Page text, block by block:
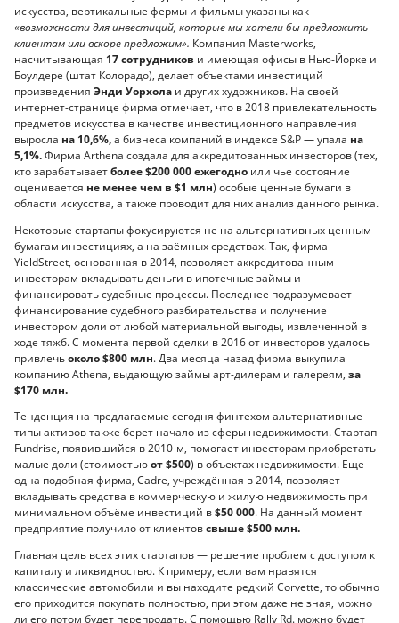
искусства, вертикальные фермы и фильмы указаны как
«возможности для инвестиций, которые мы хотели бы предложить
клиентам или вскоре предложим». Компания Masterworks,
насчитывающая 17 сотрудников и имеющая офисы в Нью-Йорке и
Боулдере (штат Колорадо), делает объектами инвестиций
произведения Энди Уорхола и других художников. На своей
интернет-странице фирма отмечает, что в 2018 привлекательность
предметов искусства в качестве инвестиционного направления
выросла на 10,6%,а бизнеса компаний в индексе S&P — упала на
5,1%.Фирма Arthena создала для аккредитованных инвесторов (тех,
кто зарабатываетболее $200 000 ежегодно или чье состояние
оценивается не менее чем в $1 млн) особые ценные бумаги в
области искусства, а также проводит для них анализ данного рынка.
Некоторые стартапы фокусируются не на альтернативных ценным
бумагам инвестициях, а на заёмных средствах. Так, фирма
YieldStreet, основанная в 2014, позволяет аккредитованным
инвесторам вкладывать деньги в ипотечные займы и
финансировать судебные процессы. Последнее подразумевает
финансирование судебного разбирательства и получение
инвестором доли от любой материальной выгоды, извлеченной в
ходе тяжб. С момента первой сделки в 2016 от инвесторов удалось
привлечьоколо $800 млн. Два месяца назад фирма выкупила
компанию Athena, выдающую займы арт-дилерам и галереям, за
$170 млн.
Тенденция на предлагаемые сегодня финтехом альтернативные
типы активов также берет начало из сферы недвижимости. Стартап
Fundrise, появившийся в 2010-м, помогает инвесторам приобретать
малые доли (стоимостьюот $500) в объектах недвижимости. Еще
одна подобная фирма, Cadre, учреждённая в 2014, позволяет
вкладывать средства в коммерческую и жилую недвижимость при
минимальном объёме инвестиций в$50 000. На данный момент
предприятие получило от клиентовсвыше $500 млн.
Главная цель всех этих стартапов — решение проблем с доступом к
капиталу и ликвидностью. К примеру, если вам нравятся
классические автомобили и вы находите редкий Corvette, то обычно
его приходится покупать полностью, при этом даже не зная, можно
ли его потом будет перепродать. С помощью Rally Rd. можно будет